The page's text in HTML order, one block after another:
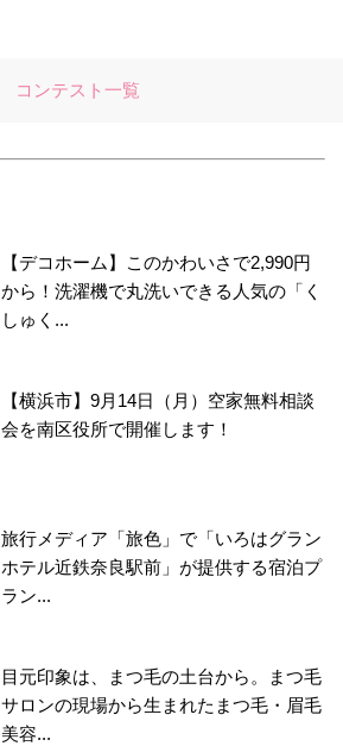
コンテスト一覧
【デコホーム】このかわいさで2,990円
から！洗濯機で丸洗いできる人気の「く
しゅく...
【横浜市】9月14日（月）空家無料相談
会を南区役所で開催します！
旅行メディア「旅色」で「いろはグラン
ホテル近鉄奈良駅前」が提供する宿泊プ
ラン...
目元印象は、まつ毛の土台から。まつ毛
サロンの現場から生まれたまつ毛・眉毛
美容...